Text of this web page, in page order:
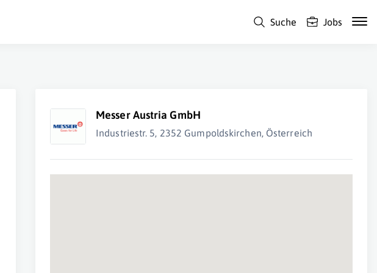
Suche Jobs
Messer Austria GmbH
Industriestr. 5, 2352 Gumpoldskirchen, Österreich